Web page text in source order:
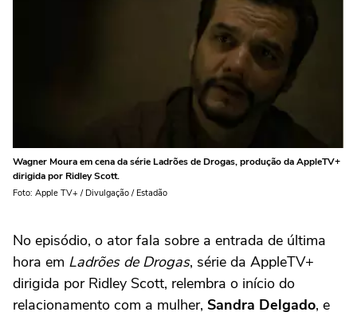
Wagner Moura em cena da série Ladrões de Drogas, produção da AppleTV+
dirigida por Ridley Scott.
Foto: Apple TV+ / Divulgação / Estadão
No episódio, o ator fala sobre a entrada de última
hora em Ladrões de Drogas, série da AppleTV+
dirigida por Ridley Scott, relembra o início do
relacionamento com a mulher, Sandra Delgado, e